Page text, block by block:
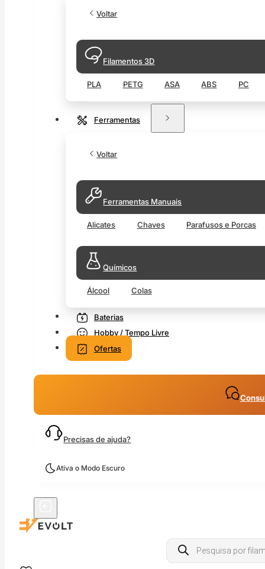
Voltar
Filamentos 3D
PLA PETG ASA ABS PC
Ferramentas
Voltar
Ferramentas Manuais
Alicates Chaves Parafusos e Porcas
Químicos
Álcool Colas
Baterias
Hobby / Tempo Livre
Ofertas
Precisas de ajuda?
Ativa o Modo Escuro
Products
search